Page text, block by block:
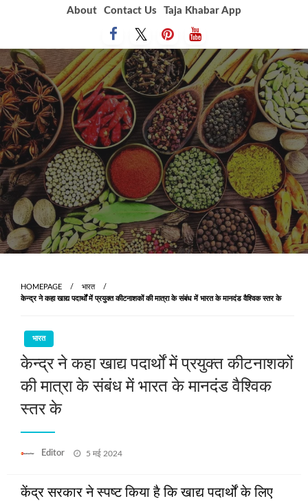
About Contact Us Taja Khabar App
HOMEPAGE
भारत
केन्‍द्र ने कहा खाद्य पदार्थों में प्रयुक्‍त कीटनाशकों की मात्रा के संबंध में भारत के मानदंड वैश्विक स्‍तर के
भारत
केन्‍द्र ने कहा खाद्य पदार्थों में प्रयुक्‍त कीटनाशकों
की मात्रा के संबंध में भारत के मानदंड वैश्विक
स्‍तर के
Editor
Posted
5 मई 2024
केंद्र सरकार ने स्‍पष्‍ट किया है कि खाद्य पदार्थों के लिए